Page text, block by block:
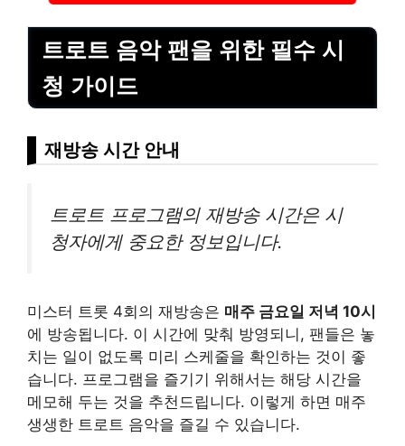
트로트 음악 팬을 위한 필수 시
청 가이드
재방송 시간 안내
트로트 프로그램의 재방송 시간은 시
청자에게 중요한 정보입니다.
미스터 트롯 4회의 재방송은 매주 금요일 저녁 10시
에 방송됩니다. 이 시간에 맞춰 방영되니, 팬들은 놓
치는 일이 없도록 미리 스케줄을 확인하는 것이 좋
습니다. 프로그램을 즐기기 위해서는 해당 시간을
메모해 두는 것을 추천드립니다. 이렇게 하면 매주
생생한 트로트 음악을 즐길 수 있습니다.